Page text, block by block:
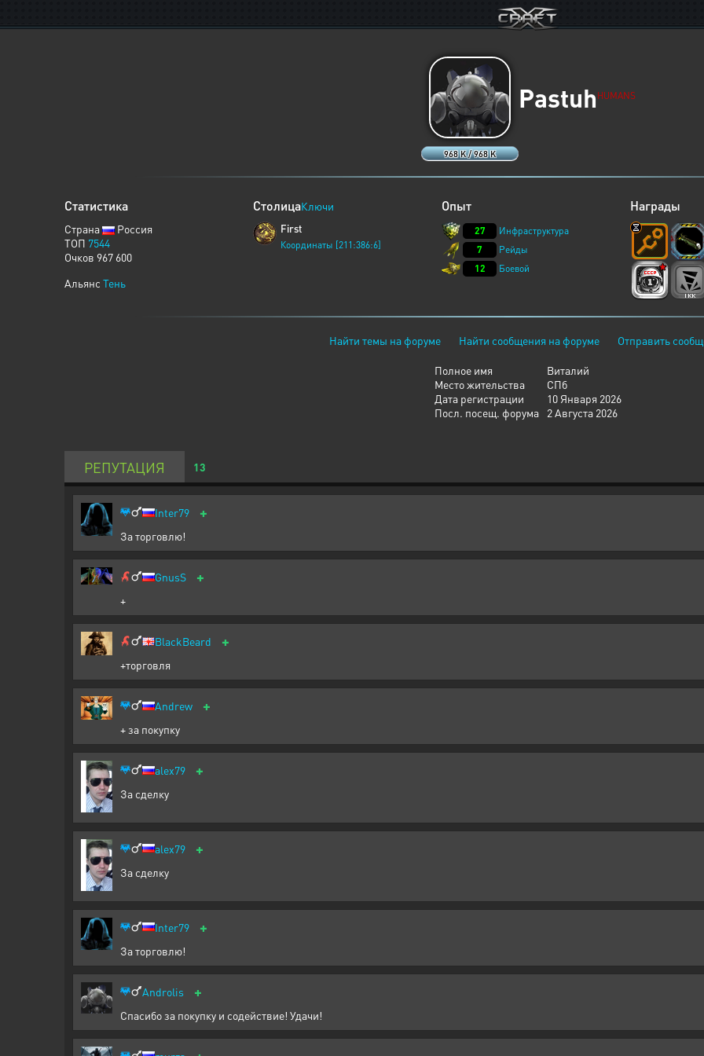
968 K / 968 K
Pastuh HUMANS
Статистика
Страна
Россия
ТОП 7544
Очков 967 600
Альянс Тень
СтолицаКлючи
First
Координаты [211:386:6]
Опыт
27
Инфраструктура
7
Рейды
12
Боевой
Награды
Найти темы на форуме Найти сообщения на форуме Отправить
Полное имя
Виталий
Место жительства
СПб
Дата регистрации
10 Января 2026
Посл. посещ. форума
2 Августа 2026
РЕПУТАЦИЯ 13
Inter79 +
За торговлю!
GnusS +
+
BlackBeard +
+торговля
Andrew +
+ за покупку
alex79 +
За сделку
alex79 +
За сделку
Inter79 +
За торговлю!
Androlis +
Спасибо за покупку и содействие! Удачи!